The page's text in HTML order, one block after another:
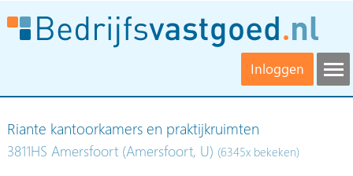
Inloggen
Riante kantoorkamers en praktijkruimten
3811HS Amersfoort (Amersfoort, U) (6345x bekeken)